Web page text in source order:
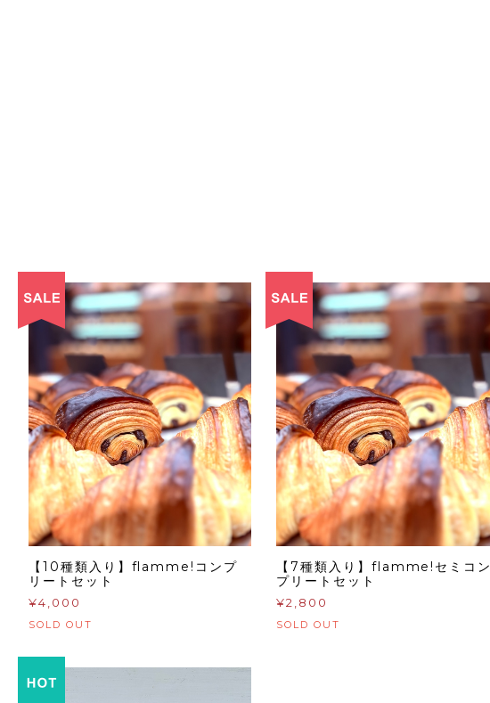
【10種類入り】flamme!コンプ
リートセット
¥4,000
SOLD OUT
【7種類入り】flamme!セミコン
プリートセット
¥2,800
SOLD OUT